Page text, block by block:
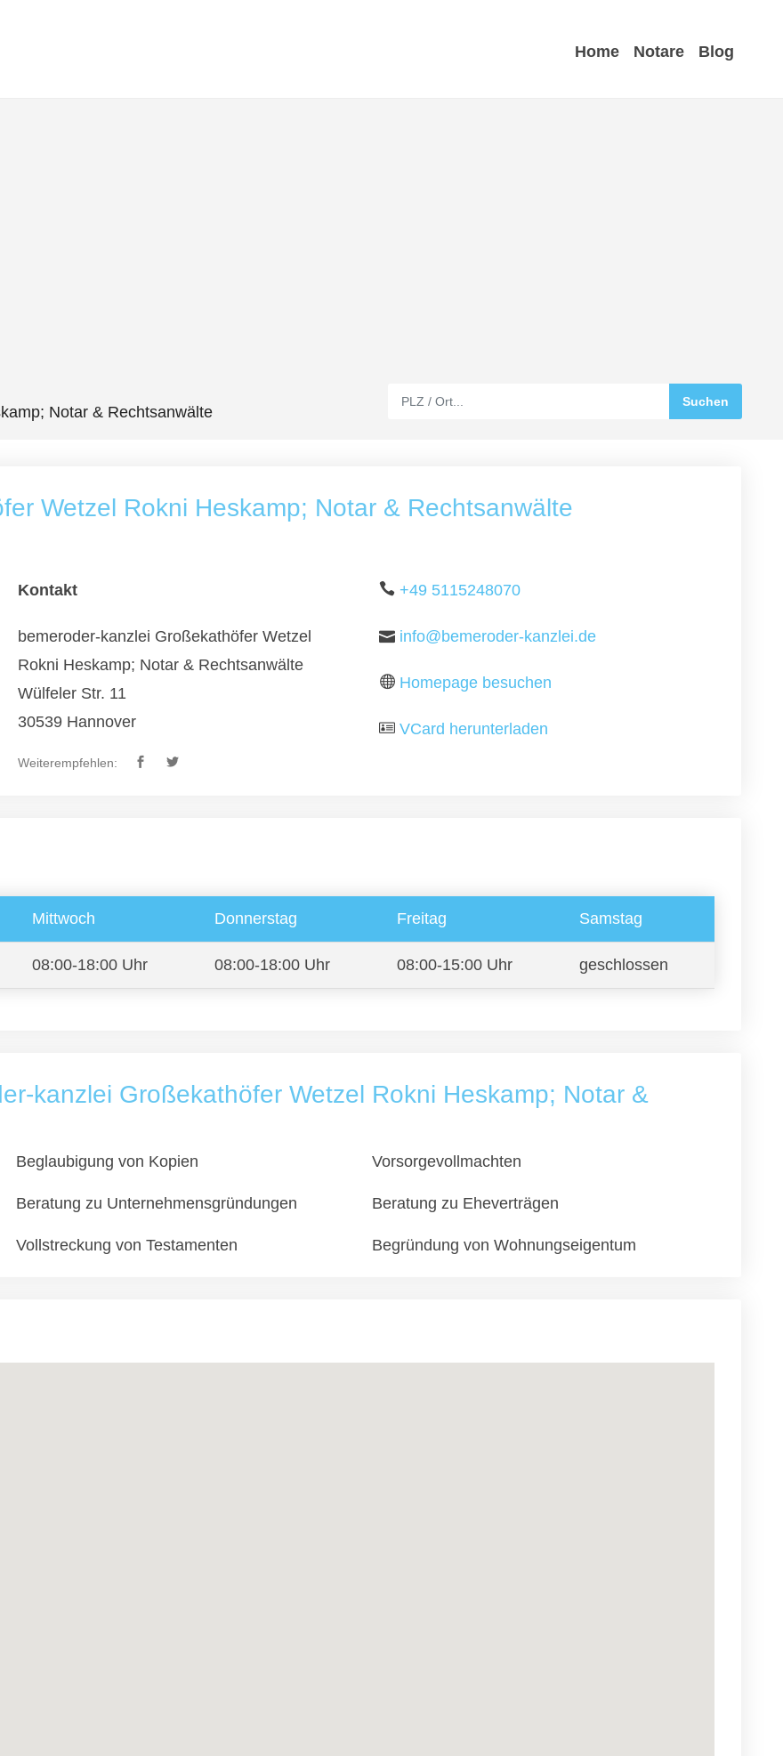
Home Notare Blog
Notar & Rechtsanwälte
Wetzel Rokni Heskamp; Notar & Rechtsanwälte
Kontakt
bemeroder-kanzlei Großekathöfer Wetzel
Rokni Heskamp; Notar & Rechtsanwälte
Wülfeler Str. 11
30539 Hannover
Weiterempfehlen:
+49 5115248070
info@bemeroder-kanzlei.de
Homepage besuchen
VCard herunterladen
Mittwoch Donnerstag Freitag Samstag
08:00-18:00 Uhr 08:00-18:00 Uhr 08:00-15:00 Uhr geschlossen
kanzlei Großekathöfer Wetzel Rokni Heskamp; Notar &
Beglaubigung von Kopien Vorsorgevollmachten
Beratung zu Unternehmensgründungen Beratung zu Eheverträgen
Vollstreckung von Testamenten Begründung von Wohnungseigentum